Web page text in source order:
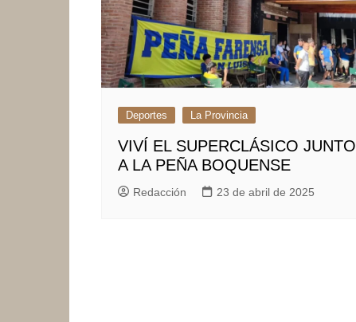
Deportes La Provincia
VIVÍ EL SUPERCLÁSICO JUNTO
A LA PEÑA BOQUENSE
Redacción 23 de abril de 2025